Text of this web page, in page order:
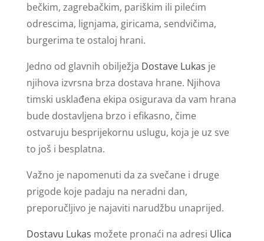
bečkim, zagrebačkim, pariškim ili pilećim
odrescima, lignjama, giricama, sendvičima,
burgerima te ostaloj hrani.
Jedno od glavnih obilježja Dostave Lukas je
njihova izvrsna brza dostava hrane. Njihova
timski usklađena ekipa osigurava da vam hrana
bude dostavljena brzo i efikasno, čime
ostvaruju besprijekornu uslugu, koja je uz sve
to još i besplatna.
Važno je napomenuti da za svečane i druge
prigode koje padaju na neradni dan,
preporučljivo je najaviti narudžbu unaprijed.
Dostavu Lukas možete pronaći na adresi Ulica